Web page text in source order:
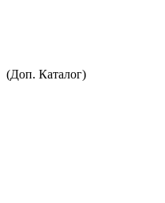
(Доп. Каталог)